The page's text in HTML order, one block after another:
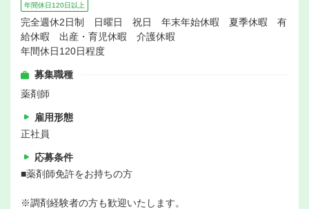
年間休日120日以上
完全週休2日制 日曜日 祝日 年末年始休暇 夏季休暇 有
給休暇 出産・育児休暇 介護休暇
年間休日120日程度
募集職種
薬剤師
雇用形態
正社員
応募条件
■薬剤師免許をお持ちの方
※調剤経験者の方も歓迎いたします。